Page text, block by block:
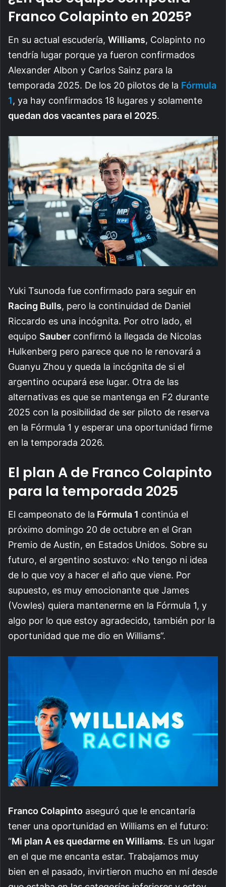
Franco Colapinto en 2025?
En su actual escudería, Williams, Colapinto no
tendría lugar porque ya fueron confirmados
Alexander Albon y Carlos Sainz para la
temporada 2025. De los 20 pilotos de la Fórmula
1, ya hay confirmados 18 lugares y solamente
quedan dos vacantes para el 2025.
Yuki Tsunoda fue confirmado para seguir en
Racing Bulls, pero la continuidad de Daniel
Riccardo es una incógnita. Por otro lado, el
equipo Sauber confirmó la llegada de Nicolas
Hulkenberg pero parece que no le renovará a
Guanyu Zhou y queda la incógnita de si el
argentino ocupará ese lugar. Otra de las
alternativas es que se mantenga en F2 durante
2025 con la posibilidad de ser piloto de reserva
en la Fórmula 1 y esperar una oportunidad firme
en la temporada 2026.
El plan A de Franco Colapinto
para la temporada 2025
El campeonato de la Fórmula 1 continúa el
próximo domingo 20 de octubre en el Gran
Premio de Austin, en Estados Unidos. Sobre su
futuro, el argentino sostuvo: «No tengo ni idea
de lo que voy a hacer el año que viene. Por
supuesto, es muy emocionante que James
(Vowles) quiera mantenerme en la Fórmula 1, y
algo por lo que estoy agradecido, también por la
oportunidad que me dio en Williams”.
Franco Colapinto aseguró que le encantaría
tener una oportunidad en Williams en el futuro:
“Mi plan A es quedarme en Williams. Es un lugar
en el que me encanta estar. Trabajamos muy
bien en el pasado, invirtieron mucho en mí desde